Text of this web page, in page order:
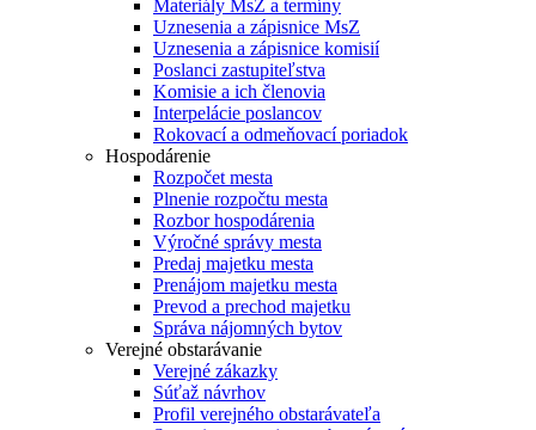
Materiály MsZ a termíny
Uznesenia a zápisnice MsZ
Uznesenia a zápisnice komisií
Poslanci zastupiteľstva
Komisie a ich členovia
Interpelácie poslancov
Rokovací a odmeňovací poriadok
Hospodárenie
Rozpočet mesta
Plnenie rozpočtu mesta
Rozbor hospodárenia
Výročné správy mesta
Predaj majetku mesta
Prenájom majetku mesta
Prevod a prechod majetku
Správa nájomných bytov
Verejné obstarávanie
Verejné zákazky
Súťaž návrhov
Profil verejného obstarávateľa